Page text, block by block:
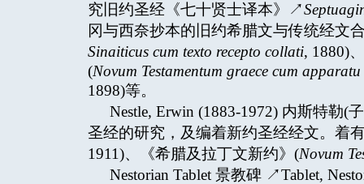
究旧约圣经《七十贤士译本》↗
冈与西奈抄本的旧约希腊文与传统经文
Sinaiticus cum texto recepto collati, 1880)
(Novum Testamentum graece cum
1898)等。
Nestle, Erwin (1883-1972) 内斯特勒(
圣经的研究，及编着新约圣经经文。着
1911)、《希腊及拉丁文新约》(Novum
Nestorian Tablet 景教碑 ↗Tablet,